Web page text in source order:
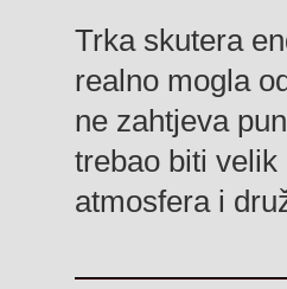
Trka skutera
realno mogla
ne zahtjeva
trebao biti
atmosfera i